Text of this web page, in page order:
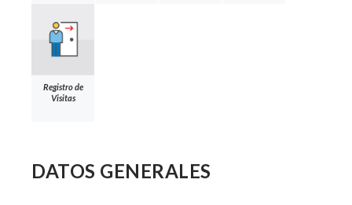
Registro de
Visitas
DATOS GENERALES